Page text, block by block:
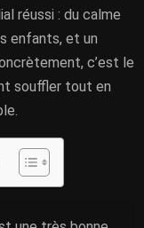
réussi : du calme
enfants, et un
c’est le
souffler tout en